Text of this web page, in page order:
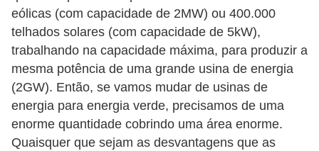
eólicas (com capacidade de 2MW) ou 400.000
telhados solares (com capacidade de 5kW),
trabalhando na capacidade máxima, para produzir a
mesma potência de uma grande usina de energia
(2GW). Então, se vamos mudar de usinas de
energia para energia verde, precisamos de uma
enorme quantidade cobrindo uma área enorme.
Quaisquer que sejam as desvantagens que as